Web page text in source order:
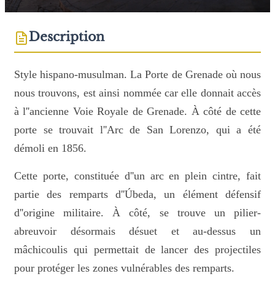
Description
Style hispano-musulman. La Porte de Grenade où nous
nous trouvons, est ainsi nommée car elle donnait accès
à l''ancienne Voie Royale de Grenade. À côté de cette
porte se trouvait l''Arc de San Lorenzo, qui a été
démoli en 1856.
Cette porte, constituée d''un arc en plein cintre, fait
partie des remparts d''Úbeda, un élément défensif
d''origine militaire. À côté, se trouve un pilier-
abreuvoir désormais désuet et au-dessus un
mâchicoulis qui permettait de lancer des projectiles
pour protéger les zones vulnérables des remparts.